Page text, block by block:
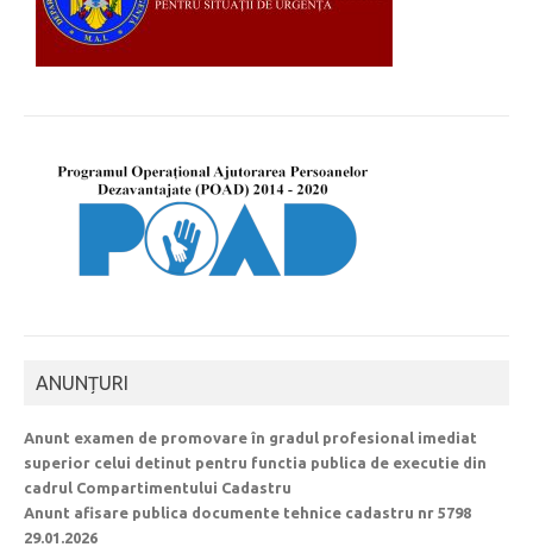
ANUNȚURI
Anunt examen de promovare în gradul profesional imediat
superior celui detinut pentru functia publica de executie din
cadrul Compartimentului Cadastru
Anunt afisare publica documente tehnice cadastru nr 5798
29.01.2026